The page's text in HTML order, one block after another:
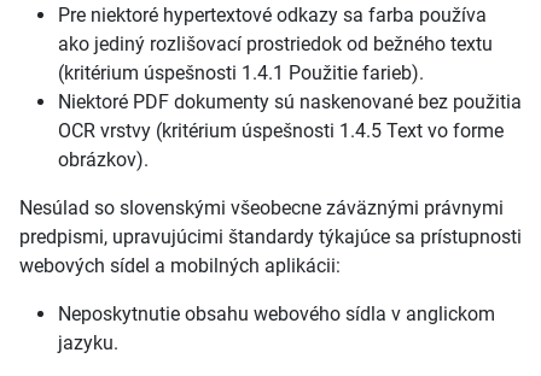
Pre niektoré hypertextové odkazy sa farba používa
ako jediný rozlišovací prostriedok od bežného textu
(kritérium úspešnosti 1.4.1 Použitie farieb).
Niektoré PDF dokumenty sú naskenované bez použitia
OCR vrstvy (kritérium úspešnosti 1.4.5 Text vo forme
obrázkov).
Nesúlad so slovenskými všeobecne záväznými právnymi
predpismi, upravujúcimi štandardy týkajúce sa prístupnosti
webových sídel a mobilných aplikácii:
Neposkytnutie obsahu webového sídla v anglickom
jazyku.